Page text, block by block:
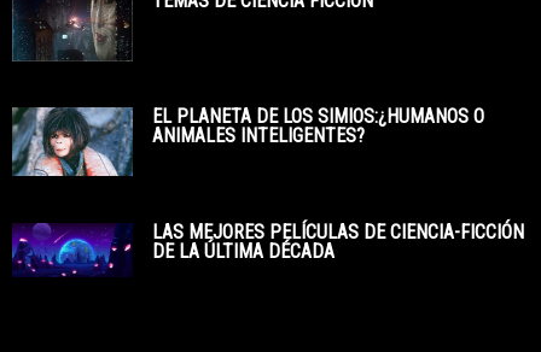
EL PLANETA DE LOS SIMIOS:¿HUMANOS O
ANIMALES INTELIGENTES?
LAS MEJORES PELÍCULAS DE CIENCIA-FICCIÓN
DE LA ÚLTIMA DÉCADA